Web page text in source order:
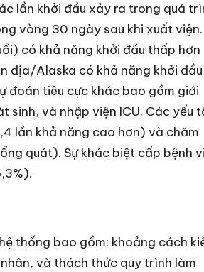
lần khởi đầu xảy ra trong quá
vòng 30 ngày sau khi xuất viện.
có khả năng khởi đầu thấp hơn
địa/Alaska có khả năng khởi đầu
đoán tiêu cực khác bao gồm giới
sinh, và nhập viện ICU. Các yếu
lần khả năng cao hơn) và chăm
quát). Sự khác biệt cấp bệnh
thống bao gồm: khoảng cách
và thách thức quy trình làm